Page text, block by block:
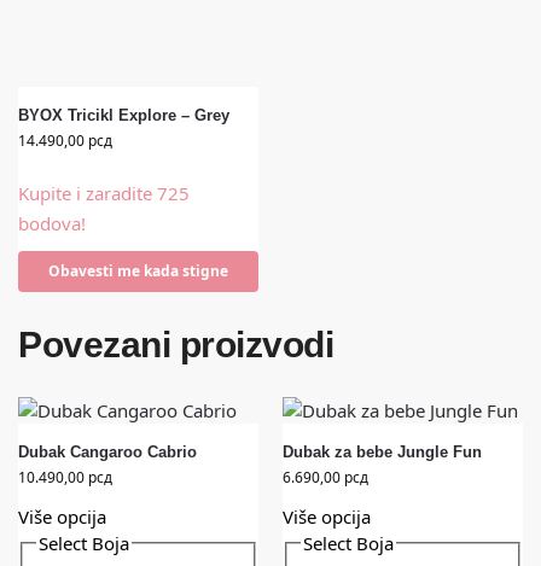
BYOX Tricikl Explore – Grey
14.490,00 рсд
Kupite i zaradite 725
bodova!
Obavesti me kada stigne
Povezani proizvodi
Dubak Cangaroo Cabrio
10.490,00 рсд
Više opcija
Select Boja
Dubak za bebe Jungle Fun
6.690,00 рсд
Više opcija
Select Boja